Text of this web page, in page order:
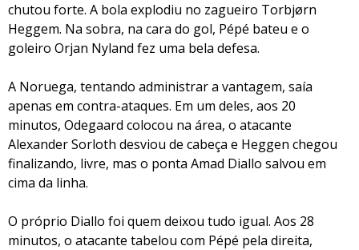
chutou forte. A bola explodiu no zagueiro Torbjørn
Heggem. Na sobra, na cara do gol, Pépé bateu e o
goleiro Orjan Nyland fez uma bela defesa.
A Noruega, tentando administrar a vantagem, saía
apenas em contra-ataques. Em um deles, aos 20
minutos, Odegaard colocou na área, o atacante
Alexander Sorloth desviou de cabeça e Heggen chegou
finalizando, livre, mas o ponta Amad Diallo salvou em
cima da linha.
O próprio Diallo foi quem deixou tudo igual. Aos 28
minutos, o atacante tabelou com Pépé pela direita,